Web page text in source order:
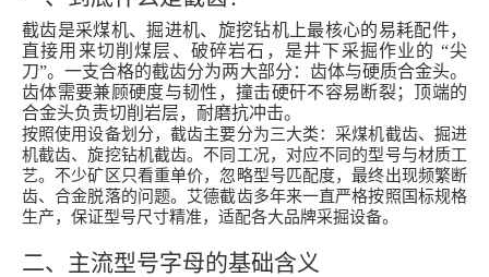
截齿是采煤机、掘进机、旋挖钻机上最核心的易耗配件，
直接用来切削煤层、破碎岩石，是井下采掘作业的 “尖
刀”。一支合格的截齿分为两大部分：齿体与硬质合金头。
齿体需要兼顾硬度与韧性，撞击硬矸不容易断裂；顶端的
合金头负责切削岩层，耐磨抗冲击。
按照使用设备划分，截齿主要分为三大类：采煤机截齿、掘进
机截齿、旋挖钻机截齿。不同工况，对应不同的型号与材质工
艺。不少矿区只看重单价，忽略型号匹配度，最终出现频繁断
齿、合金脱落的问题。 艾德截齿多年来一直严格按照国标规格
生产，保证型号尺寸精准，适配各大品牌采掘设备。
二、主流型号字母的基础含义